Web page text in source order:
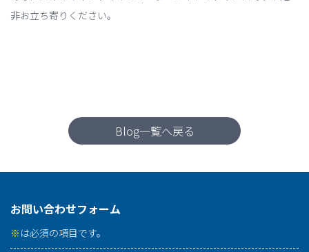
非お立ち寄りください。
Blog一覧へ戻る
お問い合わせフォーム
※ は必須の項目です。